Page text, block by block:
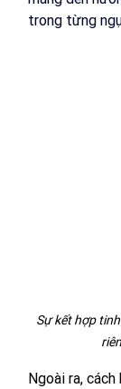
trong từng
Sự kết hợp
Ngoài ra,